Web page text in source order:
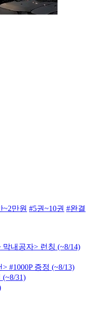
~2만원 #5권~10권 #완결
내공자> 런칭 (~8/14)
#1000P 증정 (~8/13)
(~8/31)